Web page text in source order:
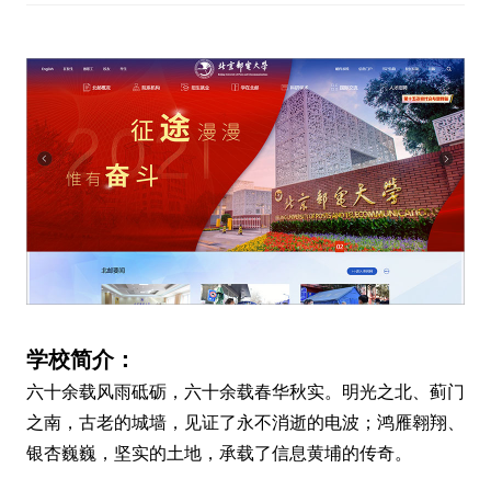
学校简介：
六十余载风雨砥砺，六十余载春华秋实。明光之北、蓟门
之南，古老的城墙，见证了永不消逝的电波；鸿雁翱翔、
银杏巍巍，坚实的土地，承载了信息黄埔的传奇。